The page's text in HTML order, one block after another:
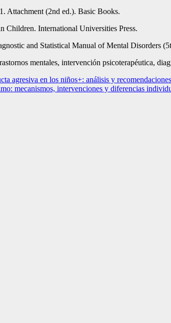
Attachment (2nd ed.). Basic Books.
Children. International Universities Press.
and Statistical Manual of Mental Disorders
mentales, intervención psicoterapéutica,
agresiva en los niños+: análisis y
mecanismos, intervenciones y diferencias